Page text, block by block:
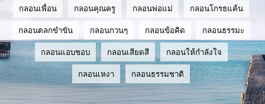
กลอนเพื่อน กลอนคุณครู กลอนพ่อแม่ กลอนโกรธแค้น
กลอนตลกขำขัน กลอนกวนๆ กลอนข้อคิด กลอนธรรมะ
กลอนแอบชอบ กลอนเสียดสี กลอนให้กำลังใจ
กลอนเหงา กลอนธรรมชาติ